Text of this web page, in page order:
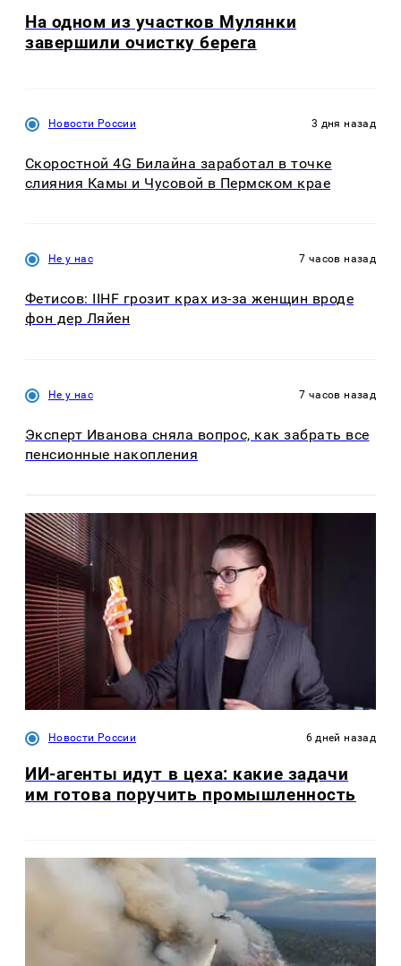
На одном из участков Мулянки
завершили очистку берега
Новости России 3 дня назад
Скоростной 4G Билайна заработал в точке
слияния Камы и Чусовой в Пермском крае
Не у нас 7 часов назад
Фетисов: IIHF грозит крах из-за женщин вроде
фон дер Ляйен
Не у нас 7 часов назад
Эксперт Иванова сняла вопрос, как забрать все
пенсионные накопления
Новости России 6 дней назад
ИИ-агенты идут в цеха: какие задачи
им готова поручить промышленность